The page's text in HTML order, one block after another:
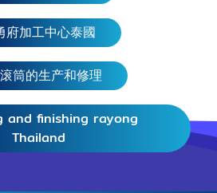
府加工中心泰國
筒的生产和修理
and finishing rayong
Thailand